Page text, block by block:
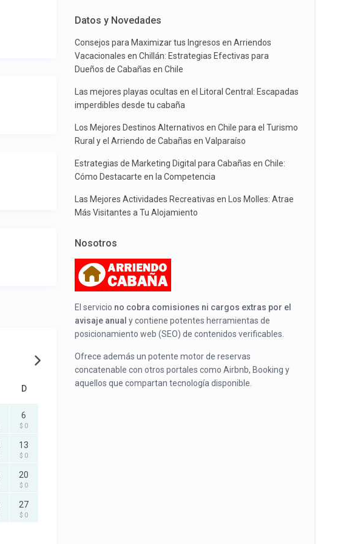
D
6
$ 0
13
$ 0
20
$ 0
27
$ 0
Datos y Novedades
Consejos para Maximizar tus Ingresos en Arriendos
Vacacionales en Chillán: Estrategias Efectivas para
Dueños de Cabañas en Chile
Las mejores playas ocultas en el Litoral Central: Escapadas
imperdibles desde tu cabaña
Los Mejores Destinos Alternativos en Chile para el Turismo
Rural y el Arriendo de Cabañas en Valparaíso
Estrategias de Marketing Digital para Cabañas en Chile:
Cómo Destacarte en la Competencia
Las Mejores Actividades Recreativas en Los Molles: Atrae
Más Visitantes a Tu Alojamiento
Nosotros
El servicio no cobra comisiones ni cargos extras por el
avisaje anual y contiene potentes herramientas de
posicionamiento web (SEO) de contenidos verificables.
Ofrece además un potente motor de reservas
concatenable con otros portales como Airbnb, Booking y
aquellos que compartan tecnología disponible.